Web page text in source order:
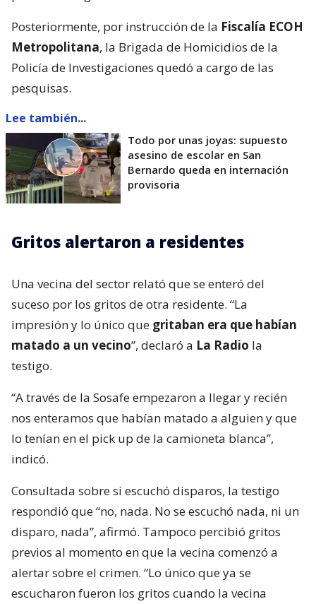
Posteriormente, por instrucción de la Fiscalía ECOH
Metropolitana, la Brigada de Homicidios de la
Policía de Investigaciones quedó a cargo de las
pesquisas.
Lee también...
Todo por unas joyas: supuesto
asesino de escolar en San
Bernardo queda en internación
provisoria
Gritos alertaron a residentes
Una vecina del sector relató que se enteró del
suceso por los gritos de otra residente. “La
impresión y lo único que gritaban era que habían
matado a un vecino”, declaró a La Radio la
testigo.
“A través de la Sosafe empezaron a llegar y recién
nos enteramos que habían matado a alguien y que
lo tenían en el pick up de la camioneta blanca”,
indicó.
Consultada sobre si escuchó disparos, la testigo
respondió que “no, nada. No se escuchó nada, ni un
disparo, nada”, afirmó. Tampoco percibió gritos
previos al momento en que la vecina comenzó a
alertar sobre el crimen. “Lo único que ya se
escucharon fueron los gritos cuando la vecina